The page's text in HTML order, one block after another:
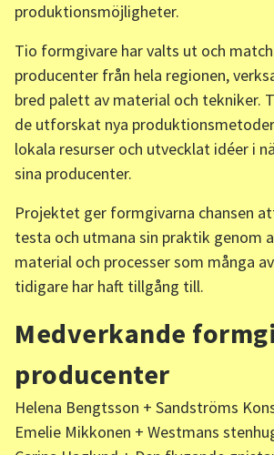
produktionsmöjligheter.
Tio formgivare har valts ut och
producenter från hela regionen,
bred palett av material och tekniker.
de utforskat nya
lokala resurser och utvecklat idéer i
sina producenter.
Projektet ger formgivarna chansen
testa och utmana sin praktik genom
material och processer som många
tidigare har haft tillgång till.
Medverkande
producenter
Helena Bengtsson + Sandströms
Emelie Mikkonen + Westmans